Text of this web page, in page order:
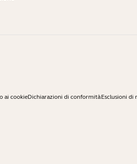
ai cookieDichiarazioni di conformitàEsclusioni di